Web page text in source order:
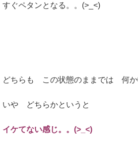
すぐペタンとなる。。(>_<)
どちらも この状態のままでは 何か
いや どちらかというと
イケてない感じ。。(>_<)